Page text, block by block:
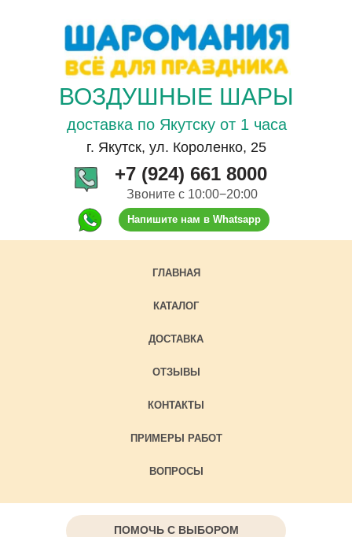
ВОЗДУШНЫЕ ШАРЫ
доставка по Якутску от 1 часа
г. Якутск, ул. Короленко, 25
+7 (924) 661 8000
Напишите нам в Whatsapp
Звоните с 10:00−20:00
ГЛАВНАЯ
КАТАЛОГ
ДОСТАВКА
ОТЗЫВЫ
КОНТАКТЫ
ПРИМЕРЫ РАБОТ
ВОПРОСЫ
ПОМОЧЬ С ВЫБОРОМ